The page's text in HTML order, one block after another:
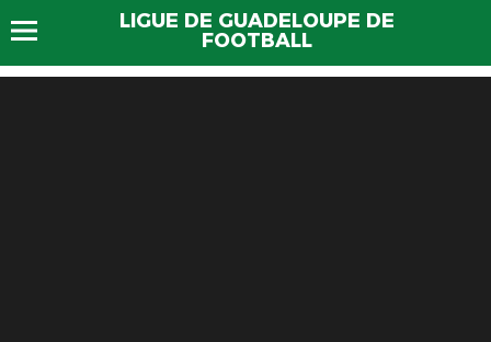
LIGUE DE GUADELOUPE DE
FOOTBALL